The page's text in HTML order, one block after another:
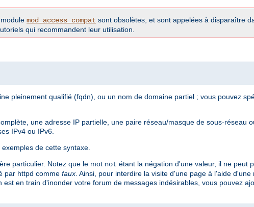
mod_access_compat sont obsolètes, et sont appelées à disparaître
qui recommandent leur utilisation.
pleinement qualifié (fqdn), ou un nom de domaine partiel ; vous pouvez
une adresse IP partielle, une paire réseau/masque de sous-réseau
IPv4 ou IPv6.
de cette syntaxe.
particulier. Notez que le mot not étant la négation d'une valeur, il ne peut
par httpd comme faux . Ainsi, pour interdire la visite d'une page à l'aide
en train d'inonder votre forum de messages indésirables, vous pouvez